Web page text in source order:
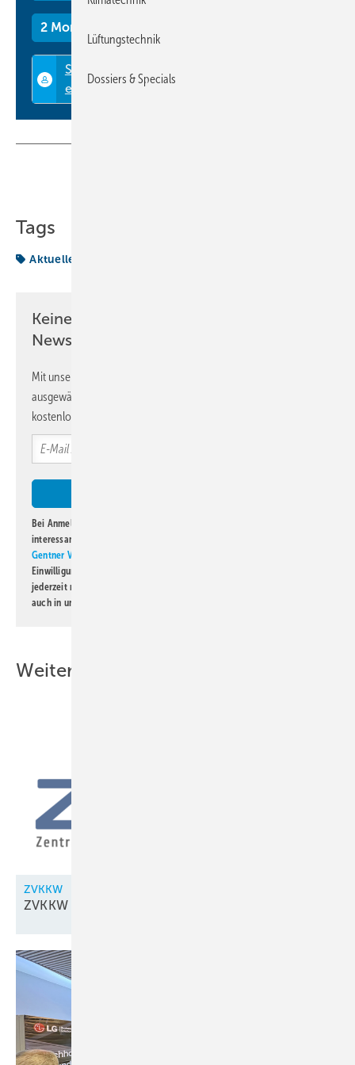
2 Monate kostenlos testen
Tags
Aktuelles aus der Branche
Keine Zeit? Kein Problem mit dem KK
Newsletter!
Mit unserem Newsletter erhalten Sie regelmäßig von uns
ausgewählte Informationen und Neuigkeiten, gebündelt und
kostenlos direkt ins Postfach.
Bei Anmeldung zu diesem Newsletter bin ich damit einverstanden, über
interessante Verlags- und Online-Angebote
Gentner Verlag GmbH & Co. KG
Einwilligung kann ich jederzeit widerrufen und eine Abmeldung ist
jederzeit möglich. Informationen zum Umgang mit Daten finden Sie
auch in unserer
Weitere Inhalte
ZVKKW
ZVKKW wird
Lüftungstechnik
Dossiers & Specials